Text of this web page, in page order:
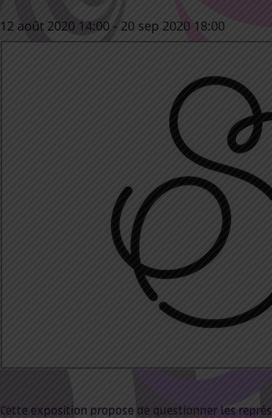
12 août 2020 14:00-20 sep 2020 18:00
Cette exposition propose de questionner les